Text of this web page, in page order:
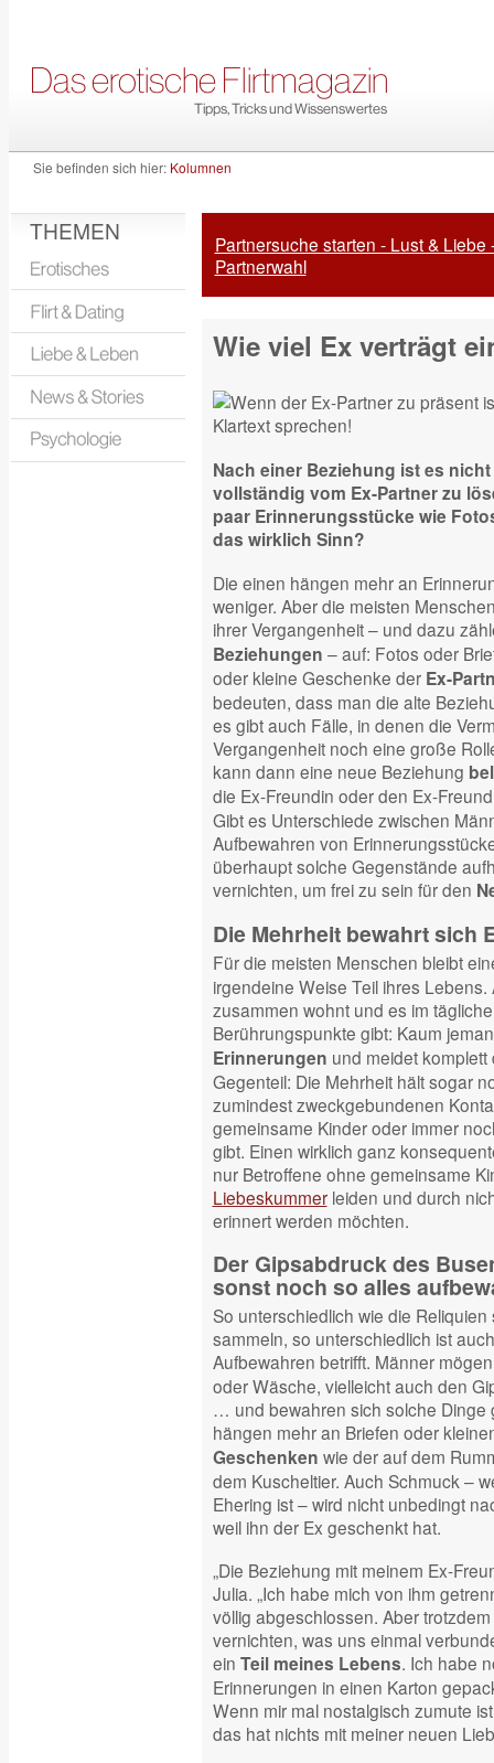
Sie befinden sich hier: Kolumnen
THEMEN
Partnersuche starten - Lust & Liebe
Partnerwahl
Wie viel Ex verträgt
Nach einer Beziehung ist es
vollständig vom Ex-Partner zu
paar Erinnerungsstücke wie
das wirklich Sinn?
Die einen hängen mehr an
weniger. Aber die meisten
ihrer Vergangenheit – und dazu
Beziehungen – auf: Fotos oder
oder kleine Geschenke der Ex-
bedeuten, dass man die alte
es gibt auch Fälle, in denen die
Vergangenheit noch eine große
kann dann eine neue Beziehung
die Ex-Freundin oder den Ex-
Gibt es Unterschiede zwischen
Aufbewahren von
überhaupt solche Gegenstände
vernichten, um frei zu sein für den
Die Mehrheit bewahrt sich
Für die meisten Menschen bleibt
irgendeine Weise Teil ihres
zusammen wohnt und es im
Berührungspunkte gibt: Kaum
Erinnerungen und meidet
Gegenteil: Die Mehrheit hält sogar
zumindest zweckgebundenen
gemeinsame Kinder oder immer
gibt. Einen wirklich ganz
nur Betroffene ohne gemeinsame
Liebeskummerleiden und durch
erinnert werden möchten.
Der Gipsabdruck des
sonst noch so alles
So unterschiedlich wie die
sammeln, so unterschiedlich ist
Aufbewahren betrifft. Männer
oder Wäsche, vielleicht auch den
… und bewahren sich solche Dinge
hängen mehr an Briefen oder
Geschenken wie der auf dem
dem Kuscheltier. Auch Schmuck –
Ehering ist – wird nicht unbedingt
weil ihn der Ex geschenkt hat.
„Die Beziehung mit meinem Ex-
Julia. „Ich habe mich von ihm
völlig abgeschlossen. Aber
vernichten, was uns einmal
ein Teil meines Lebens. Ich habe
Erinnerungen in einen Karton
Wenn mir mal nostalgisch zumute
das hat nichts mit meiner neuen